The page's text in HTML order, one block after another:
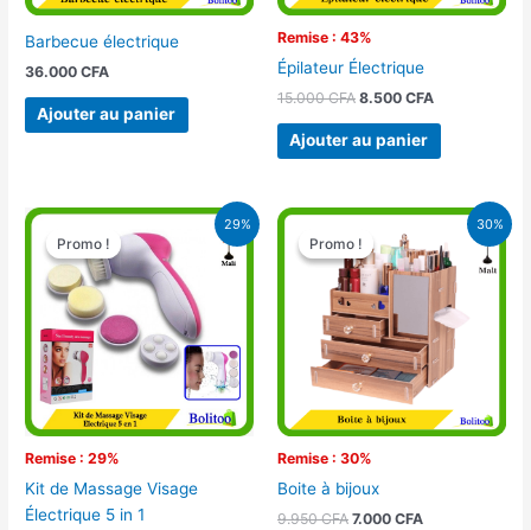
Barbecue électrique
36.000CFA
Ajouter au panier
Remise : 43%
Épilateur Électrique
15.000CFA 8.500 CFA
Ajouter au panier
29%
Promo !
Remise : 29%
Promo !
Kit de Massage Visage
Électrique 5 in 1
Le
prix
initial
était :
5.500 CFA.
Le
actuel
est :
3.900 CFA.
30%
Promo !
Remise : 30%
Promo !
Boite à bijoux
9.950CFA
Le
prix
initial
était :
9.950 CFA.
7.000 CFA
Le
actuel
est :
7.000 CFA.